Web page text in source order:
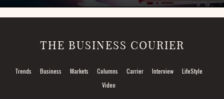
THE BUSINESS COURIER
Trends Business Markets Columns Carrier Interview
LifeStyle
Video